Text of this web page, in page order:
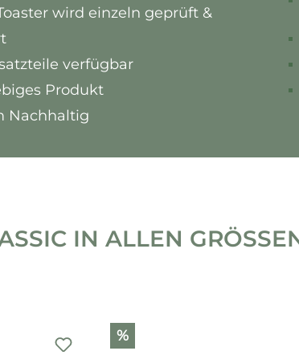
wird einzeln geprüft &
verfügbar
Produkt
Nachhaltig
IN ALLEN
%